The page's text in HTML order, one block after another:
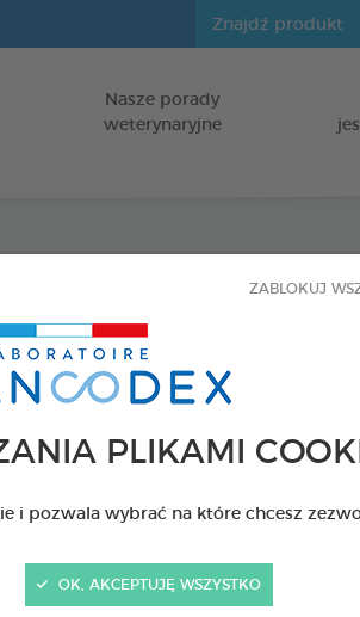
PLIKAMI
i pozwala wybrać na które chcesz
ZABLOKUJ
OK, AKCEPTUJĘ WSZYSTKO
do zawartościNasze porady
weterynaryjne
gryzienia
USUWAJĄCE